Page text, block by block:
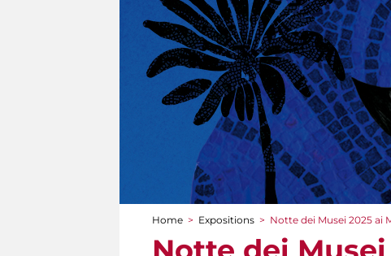
You are here
Home > Expositions > Notte dei Musei 2025 ai